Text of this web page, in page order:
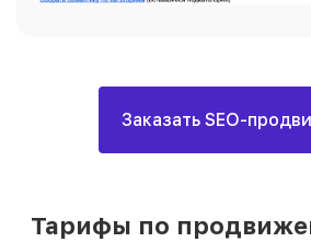
Заказать SEO-
Тарифы по